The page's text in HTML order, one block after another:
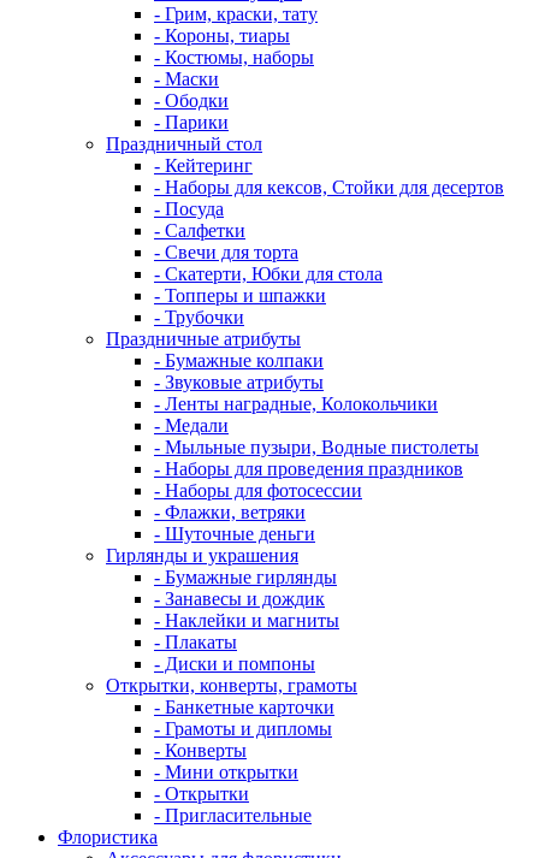
- Грим, краски, тату
- Короны, тиары
- Костюмы, наборы
- Маски
- Ободки
- Парики
Праздничный стол
- Кейтеринг
- Наборы для кексов, Стойки для десертов
- Посуда
- Салфетки
- Свечи для торта
- Скатерти, Юбки для стола
- Топперы и шпажки
- Трубочки
Праздничные атрибуты
- Бумажные колпаки
- Звуковые атрибуты
- Ленты наградные, Колокольчики
- Медали
- Мыльные пузыри, Водные пистолеты
- Наборы для проведения праздников
- Наборы для фотосессии
- Флажки, ветряки
- Шуточные деньги
Гирлянды и украшения
- Бумажные гирлянды
- Занавесы и дождик
- Наклейки и магниты
- Плакаты
- Диски и помпоны
Открытки, конверты, грамоты
- Банкетные карточки
- Грамоты и дипломы
- Конверты
- Мини открытки
- Открытки
- Пригласительные
Флористика